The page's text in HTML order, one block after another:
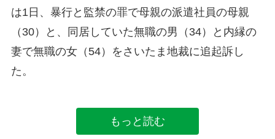
は1日、暴行と監禁の罪で母親の派遣社員の母親
（30）と、同居していた無職の男（34）と内縁の
妻で無職の女（54）をさいたま地裁に追起訴し
た。
もっと読む